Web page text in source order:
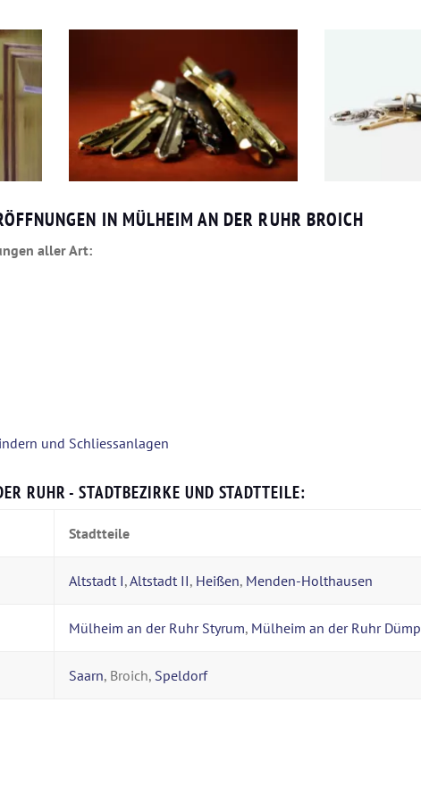
IN MÜLHEIM AN DER RUHR BROICH
aller Art:
und Schliessanlagen
RUHR - STADTBEZIRKE UND STADTTEILE:
Stadtteile
Altstadt I,Altstadt II, Heißen, Menden-Holthausen
Mülheim an der Ruhr Styrum, Mülheim an der Ruhr
Saarn, Broich, Speldorf